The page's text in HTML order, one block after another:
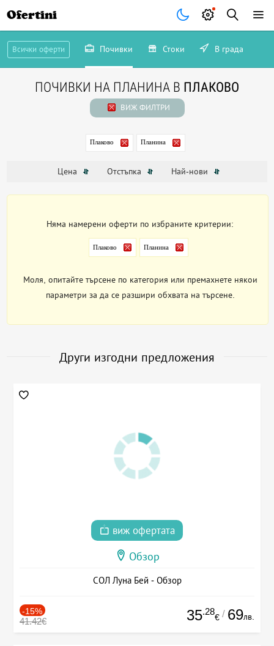
Ofertini
Всички оферти Почивки Стоки В града
ПОЧИВКИ НА ПЛАНИНА В ПЛАКОВО
ВИЖ ФИЛТРИ
Плаково Планина
Цена Отстъпка Най-нови
Няма намерени оферти по избраните критерии:
Плаково Планина
Моля, опитайте търсене по категория или премахнете някои
параметри за да се разшири обхвата на търсене.
Други изгодни предложения
виж офертата
Обзор
СОЛ Луна Бей - Обзор
-15%
41.42€ 35.28
€ / 69лв.